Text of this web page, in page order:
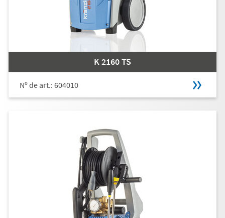
K 2160 TS
Nº de art.: 604010